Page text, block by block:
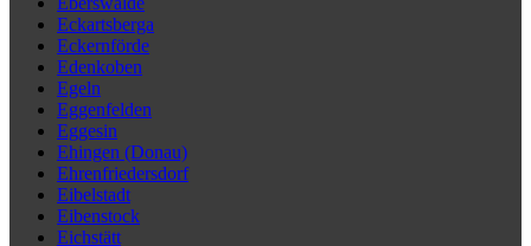
Eckartsberga
Eckernförde
Edenkoben
Egeln
Eggenfelden
Eggesin
Ehingen (Donau)
Ehrenfriedersdorf
Eibelstadt
Eibenstock
Eichstätt